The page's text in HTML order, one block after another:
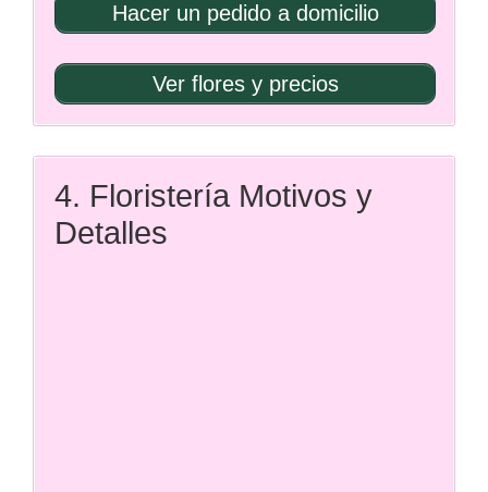
Hacer un pedido a domicilio
Ver flores y precios
4. Floristería Motivos y
Detalles